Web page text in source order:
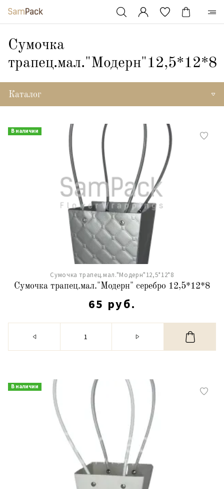
Сумочка
трапец.мал."Модерн"12,5*12*8
Каталог
В наличии
Сумочка трапец.мал."Модерн"12,5*12*8
Сумочка трапец.мал."Модерн" серебро 12,5*12*8
65 руб.
В наличии